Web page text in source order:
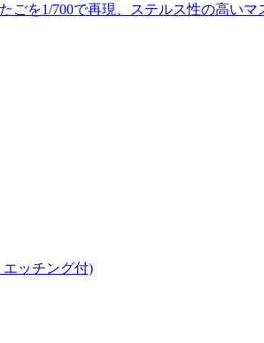
ごを1/700で再現、ステルス性の高い
ッチング付)